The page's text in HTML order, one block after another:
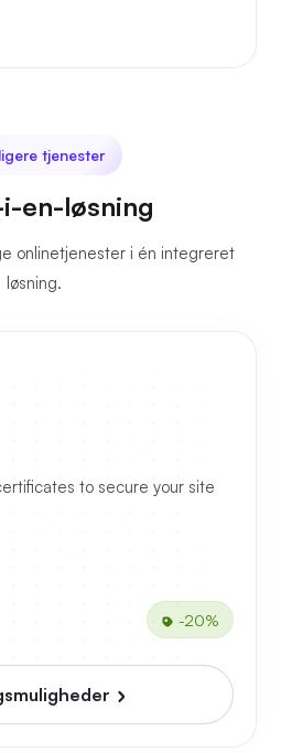
tjenester
en-løsning
onlinetjenester i én integreret
løsning.
to secure your site
-20%